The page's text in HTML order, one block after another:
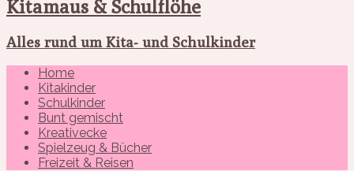
Kitamaus & Schulflöhe
Alles rund um Kita- und Schulkinder
Home
Kitakinder
Schulkinder
Bunt gemischt
Kreativecke
Spielzeug & Bücher
Freizeit & Reisen